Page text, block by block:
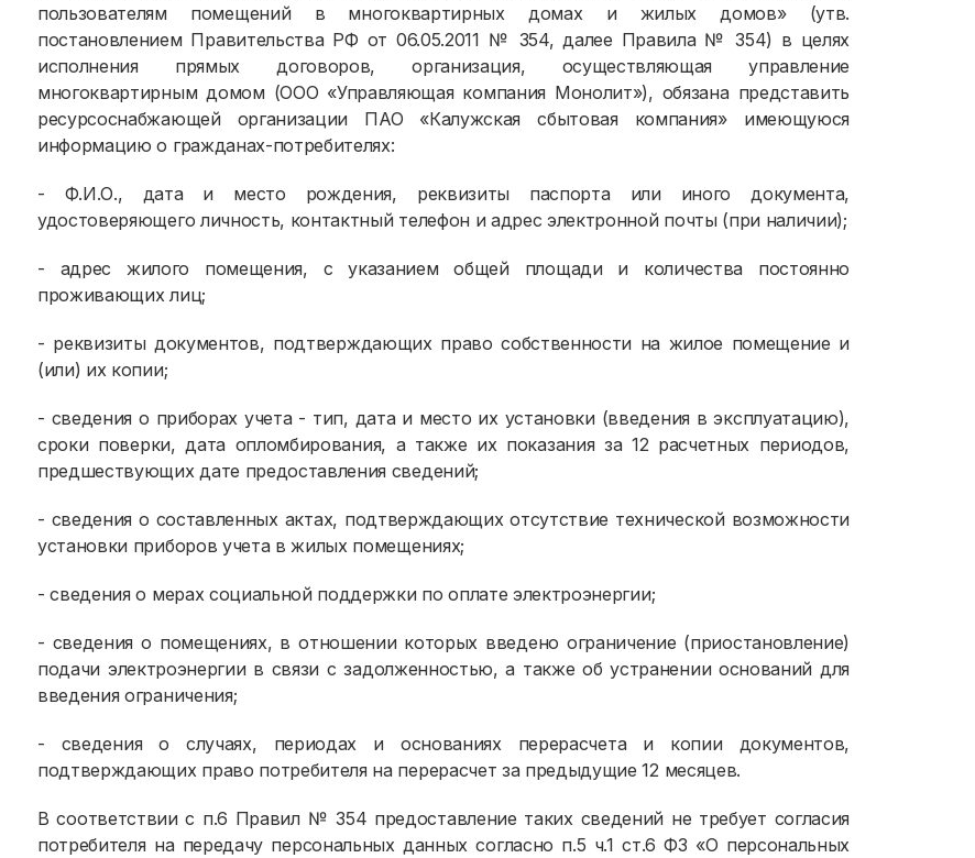
пользователям помещений в многоквартирных домах и жилых домов» (утв.
постановлением Правительства РФ от 06.05.2011 № 354, далее Правила № 354) в целях
исполнения прямых договоров, организация, осуществляющая управление
многоквартирным домом (ООО «Управляющая компания Монолит»), обязана представить
ресурсоснабжающей организации ПАО «Калужская сбытовая компания» имеющуюся
информацию о гражданах-потребителях:
- Ф.И.О., дата и место рождения, реквизиты паспорта или иного документа,
удостоверяющего личность, контактный телефон и адрес электронной почты (при наличии);
- адрес жилого помещения, с указанием общей площади и количества постоянно
проживающих лиц;
- реквизиты документов, подтверждающих право собственности на жилое помещение и
(или) их копии;
- сведения о приборах учета - тип, дата и место их установки (введения в эксплуатацию),
сроки поверки, дата опломбирования, а также их показания за 12 расчетных периодов,
предшествующих дате предоставления сведений;
- сведения о составленных актах, подтверждающих отсутствие технической возможности
установки приборов учета в жилых помещениях;
- сведения о мерах социальной поддержки по оплате электроэнергии;
- сведения о помещениях, в отношении которых введено ограничение (приостановление)
подачи электроэнергии в связи с задолженностью, а также об устранении оснований для
введения ограничения;
- сведения о случаях, периодах и основаниях перерасчета и копии документов,
подтверждающих право потребителя на перерасчет за предыдущие 12 месяцев.
В соответствии с п.6 Правил № 354 предоставление таких сведений не требует согласия
потребителя на передачу персональных данных согласно п.5 ч.1 ст.6 ФЗ «О персональных